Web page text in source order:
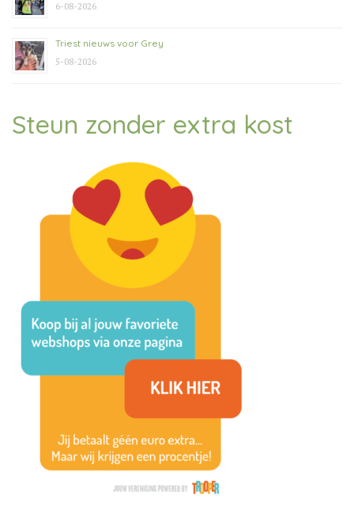
6-08-2026
Triest nieuws voor Grey
5-08-2026
Steun zonder extra kost